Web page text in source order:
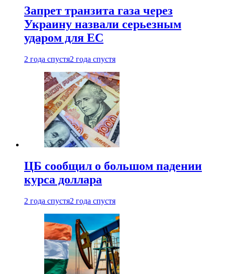
Запрет транзита газа через
Украину назвали серьезным
ударом для ЕС
2 года спустя2 года спустя
ЦБ сообщил о большом падении
курса доллара
2 года спустя2 года спустя